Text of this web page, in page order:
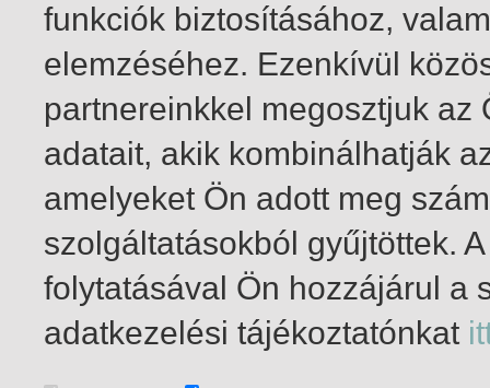
1-1 / összesen 1 találat
funkciók biztosításához,
elemzéséhez. Ezenkívül
partnereinkkel megosztjuk
adatait, akik kombinálhatják
amelyeket Ön adott meg
szolgáltatásokból gyűjtöttek.
folytatásával Ön hozzájárul a
adatkezelési tájékoztatónkat